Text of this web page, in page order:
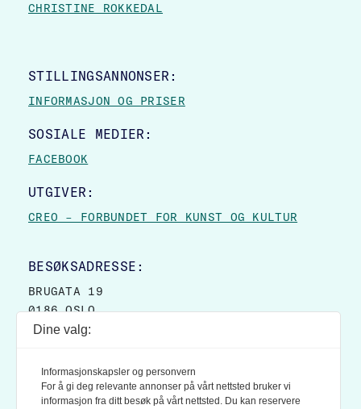
CHRISTINE ROKKEDAL
STILLINGSANNONSER:
INFORMASJON OG PRISER
SOSIALE MEDIER:
FACEBOOK
UTGIVER:
CREO – FORBUNDET FOR KUNST OG KULTUR
BESØKSADRESSE:
BRUGATA 19
0186 OSLO
POSTBOKS 9007 GRØNLAND
0133 OSLO
Dine valg:
Informasjonskapsler og personvern
For å gi deg relevante annonser på vårt nettsted bruker vi
informasjon fra ditt besøk på vårt nettsted. Du kan reservere